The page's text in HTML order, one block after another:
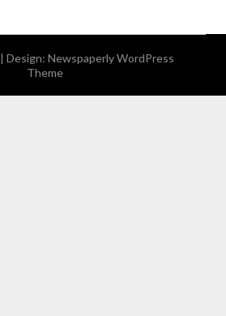
| Design: Newspaperly WordPress
Theme